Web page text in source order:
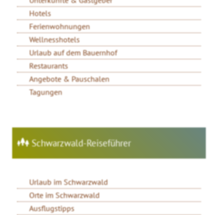
Hotels
Ferienwohnungen
Wellnesshotels
Urlaub auf dem Bauernhof
Restaurants
Angebote & Pauschalen
Tagungen
Schwarzwald-Reiseführer
Urlaub im Schwarzwald
Orte im Schwarzwald
Ausflugstipps